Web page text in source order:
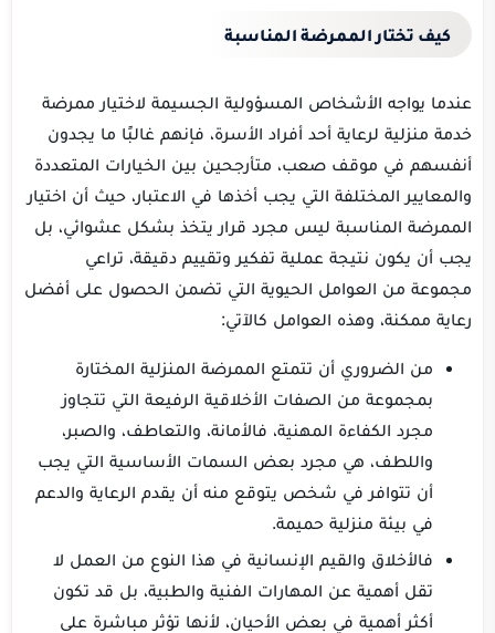
كيف تختار الممرضة المناسبة
عندما يواجه الأشخاص المسؤولية الجسيمة لاختيار ممرضة
خدمة منزلية لرعاية أحد أفراد الأسرة، فإنهم غالبًا ما يجدون
أنفسهم في موقف صعب، متأرجحين بين الخيارات المتعددة
والمعايير المختلفة التي يجب أخذها في الاعتبار، حيث أن اختيار
الممرضة المناسبة ليس مجرد قرار يتخذ بشكل عشوائي، بل
يجب أن يكون نتيجة عملية تفكير وتقييم دقيقة، تراعي
مجموعة من العوامل الحيوية التي تضمن الحصول على أفضل
رعاية ممكنة، وهذه العوامل كالآتي:
من الضروري أن تتمتع الممرضة المنزلية المختارة
بمجموعة من الصفات الأخلاقية الرفيعة التي تتجاوز
مجرد الكفاءة المهنية، فالأمانة، والتعاطف، والصبر،
واللطف، هي مجرد بعض السمات الأساسية التي يجب
أن تتوافر في شخص يتوقع منه أن يقدم الرعاية والدعم
في بيئة منزلية حميمة.
فالأخلاق والقيم الإنسانية في هذا النوع من العمل لا
تقل أهمية عن المهارات الفنية والطبية، بل قد تكون
أكثر أهمية في بعض الأحيان، لأنها تؤثر مباشرة على